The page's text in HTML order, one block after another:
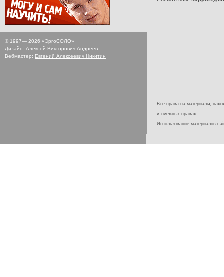
© 1997— 2026 «ЭргоСОЛО»
Дизайн: Алексей Викторович Андреев
Вебмастер: Евгений Алексеевич Никитин
Все права на материалы,
и смежных правах.
Использование материалов